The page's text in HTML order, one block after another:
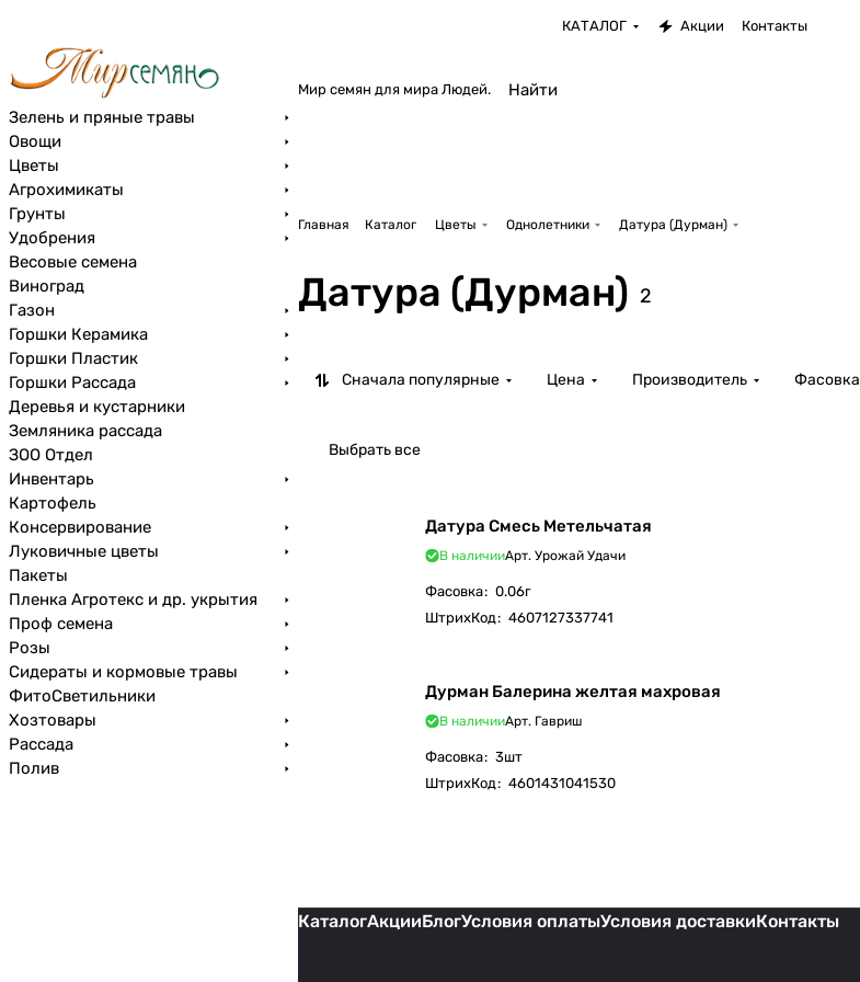
КАТАЛОГ Акции Контакты
Мир семян для мира Людей.
Главная Каталог Цветы Однолетники Датура (Дурман)
Датура (Дурман) 2
Сначала популярные Цена Производитель Фасовка
Выбрать все
Датура Смесь Метельчатая
В наличииАрт. Урожай Удачи
Фасовка: 0.06г
ШтрихКод: 4607127337741
Дурман Балерина желтая махровая
В наличииАрт. Гавриш
Фасовка: 3шт
ШтрихКод: 4601431041530
КаталогАкцииБлогУсловия оплатыУсловия доставкиКонтакты
Зелень и пряные травы
Овощи
Цветы
Агрохимикаты
Грунты
Удобрения
Весовые семена
Виноград
Газон
Горшки Керамика
Горшки Пластик
Горшки Рассада
Деревья и кустарники
Земляника рассада
ЗОО Отдел
Инвентарь
Картофель
Консервирование
Луковичные цветы
Пакеты
Пленка Агротекс и др. укрытия
Проф семена
Розы
Сидераты и кормовые травы
ФитоСветильники
Хозтовары
Рассада
Полив